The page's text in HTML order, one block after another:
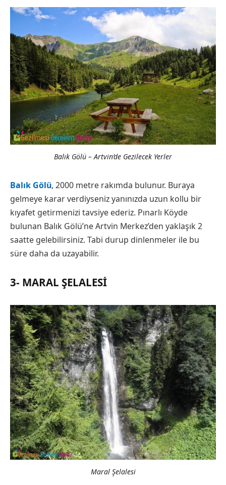
Balık Gölü – Artvin’de Gezilecek Yerler
Balık Gölü, 2000 metre rakımda bulunur. Buraya
gelmeye karar verdiyseniz yanınızda uzun kollu bir
kıyafet getirmenizi tavsiye ederiz. Pınarlı Köyde
bulunan Balık Gölü’ne Artvin Merkez’den yaklaşık 2
saatte gelebilirsiniz. Tabi durup dinlenmeler ile bu
süre daha da uzayabilir.
3- MARAL ŞELALESI
Maral Şelalesi